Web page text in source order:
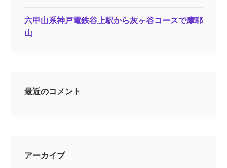
六甲山系神戸電鉄谷上駅から灰ヶ谷コースで摩耶
山
最近のコメント
アーカイブ